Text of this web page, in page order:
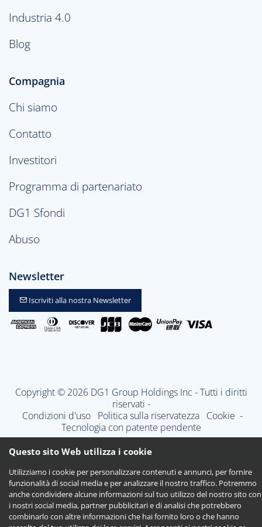
Industria 4.0
Blog
Compagnia
Chi siamo
Contatto
Investitori
Programma di partenariato
DG1 Sfondi
Abuso
Newsletter
Iscriviti alla nostra Newsletter
Copyright © 2026 DG1 Group Holdings Inc - Tutti i diritti
riservati -
Condizioni d'uso Politica sulla riservatezza Cookie -
Tecnologia con patente pendente
Questo sito Web utilizza i cookie
Utilizziamo i cookie per personalizzare contenuti e annunci, per fornire
funzionalità di social media e per analizzare il nostro traffico. Potremmo
anche condividere alcune informazioni sul tuo utilizzo del nostro sito con
i nostri social media, partner pubblicitari e di analisi che potrebbero
combinarlo con altre informazioni che hai fornito loro o che hanno